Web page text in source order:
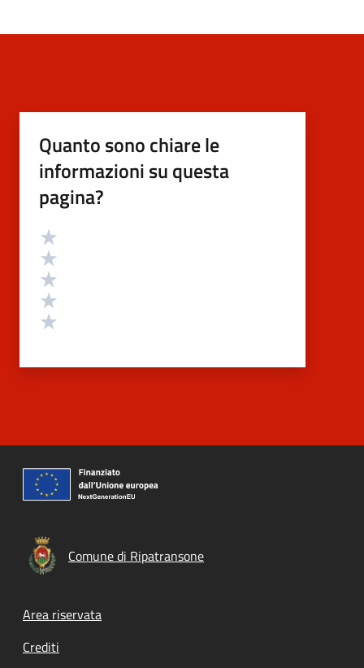
Quanto sono chiare le
informazioni su questa
pagina?
Valutazione
Comune di Ripatransone
Footer menu
Area riservata
Crediti